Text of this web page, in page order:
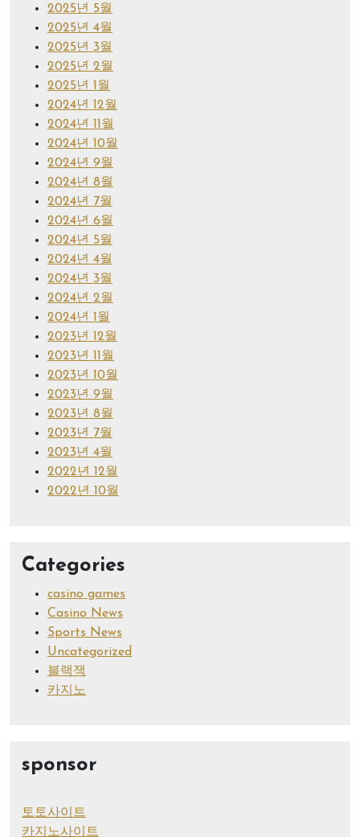
2025년 5월
2025년 4월
2025년 3월
2025년 2월
2025년 1월
2024년 12월
2024년 11월
2024년 10월
2024년 9월
2024년 8월
2024년 7월
2024년 6월
2024년 5월
2024년 4월
2024년 3월
2024년 2월
2024년 1월
2023년 12월
2023년 11월
2023년 10월
2023년 9월
2023년 8월
2023년 7월
2023년 4월
2022년 12월
2022년 10월
Categories
casino games
Casino News
Sports News
Uncategorized
블랙잭
카지노
sponsor
토토사이트
카지노사이트